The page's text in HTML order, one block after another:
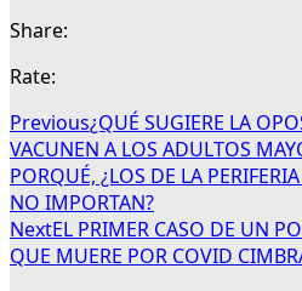
Share:
Rate:
Previous¿QUÉ SUGIERE LA
VACUNEN A LOS ADULTOS
PORQUÉ, ¿LOS DE LA
NO IMPORTAN?
NextEL PRIMER CASO DE UN
QUE MUERE POR COVID